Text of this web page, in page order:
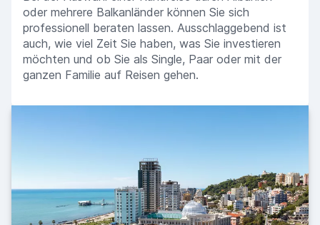
oder mehrere Balkanländer können Sie sich
professionell beraten lassen. Ausschlaggebend ist
auch, wie viel Zeit Sie haben, was Sie investieren
möchten und ob Sie als Single, Paar oder mit der
ganzen Familie auf Reisen gehen.